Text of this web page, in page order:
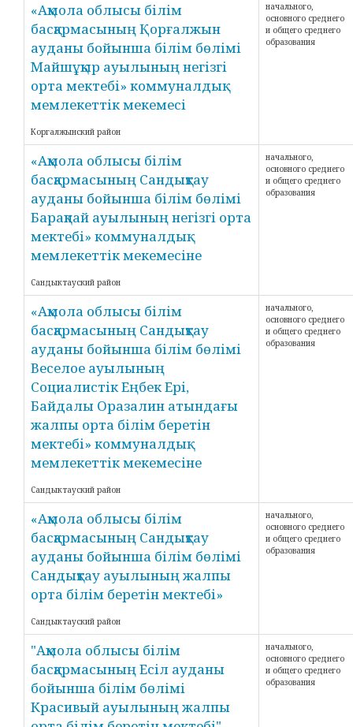
«Ақмола облысы білім
басқармасының Қорғалжын
ауданы бойынша білім бөлімі
Майшұқыр ауылының негізгі
орта мектебі» коммуналдық
мемлекеттік мекемесі
Коргалжынский район
начального,
основного среднего
и общего среднего
образования
«Ақмола облысы білім
басқармасының Сандықтау
ауданы бойынша білім бөлімі
Барақпай ауылының негізгі орта
мектебі» коммуналдық
мемлекеттік мекемесіне
Сандыктауский район
начального,
основного среднего
и общего среднего
образования
«Ақмола облысы білім
басқармасының Сандықтау
ауданы бойынша білім бөлімі
Веселое ауылының
Социалистік Еңбек Ері,
Байдалы Оразалин атындағы
жалпы орта білім беретін
мектебі» коммуналдық
мемлекеттік мекемесіне
Сандыктауский район
начального,
основного среднего
и общего среднего
образования
«Ақмола облысы білім
басқармасының Сандықтау
ауданы бойынша білім бөлімі
Сандықтау ауылының жалпы
орта білім беретін мектебі»
Сандыктауский район
начального,
основного среднего
и общего среднего
образования
"Ақмола облысы білім
басқармасының Есіл ауданы
бойынша білім бөлімі
Красивый ауылының жалпы
начального,
основного среднего
и общего среднего
образования